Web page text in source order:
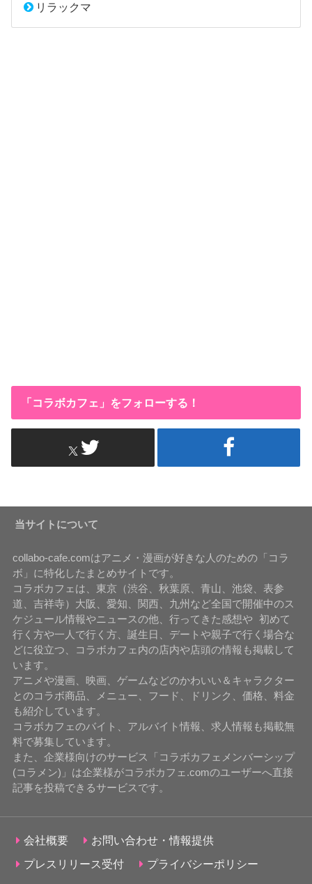
リラックマ
「コラボカフェ」をフォローする！
当サイトについて
collabo-cafe.comはアニメ・漫画が好きな人のための「コラ
ボ」に特化したまとめサイトです。
コラボカフェは、東京（渋谷、秋葉原、青山、池袋、表参
道、吉祥寺）大阪、愛知、関西、九州など全国で開催中のス
ケジュール情報やニュースの他、行ってきた感想や 初めて
行く方や一人で行く方、誕生日、デートや親子で行く場合な
どに役立つ、コラボカフェ内の店内や店頭の情報も掲載して
います。
アニメや漫画、映画、ゲームなどのかわいい＆キャラクター
とのコラボ商品、メニュー、フード、ドリンク、価格、料金
も紹介しています。
コラボカフェのバイト、アルバイト情報、求人情報も掲載無
料で募集しています。
また、企業様向けのサービス「コラボカフェメンバーシップ
(コラメン)」は企業様がコラボカフェ.comのユーザーへ直接
記事を投稿できるサービスです。
会社概要
お問い合わせ・情報提供
プレスリリース受付
プライバシーポリシー